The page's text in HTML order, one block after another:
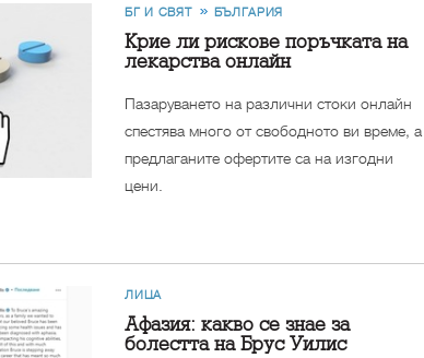
БГ И СВЯТ БЪЛГАРИЯ
Крие ли рискове поръчката на
лекарства онлайн
Пазаруването на различни стоки онлайн
спестява много от свободното ви време, а
предлаганите офертите са на изгодни
цени.
ЛИЦА
Афазия: какво се знае за
болестта на Брус Уилис